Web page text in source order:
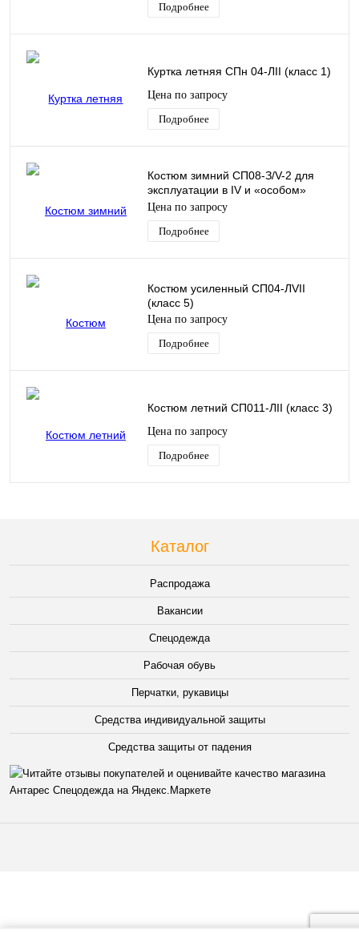
Подробнее
Куртка летняя СПн 04-ЛII (класс 1)
Цена по запросу
Подробнее
Костюм зимний СП08-З/V-2 для
эксплуатации в IV и «особом»
климатических поясах. (класс 7)
Цена по запросу
Подробнее
Костюм усиленный CП04-ЛVII
(класс 5)
Цена по запросу
Подробнее
Костюм летний СП011-ЛII (класс 3)
Цена по запросу
Подробнее
Каталог
Распродажа
Вакансии
Спецодежда
Рабочая обувь
Перчатки, рукавицы
Средства индивидуальной защиты
Средства защиты от падения